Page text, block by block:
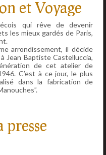
et Voyage
qui rêve de devenir
les mieux gardés de Paris,
arrondissement, il décide
Jean Baptiste Castelluccia,
de cet atelier de
C’est à ce jour, le plus
dans la fabrication de
presse